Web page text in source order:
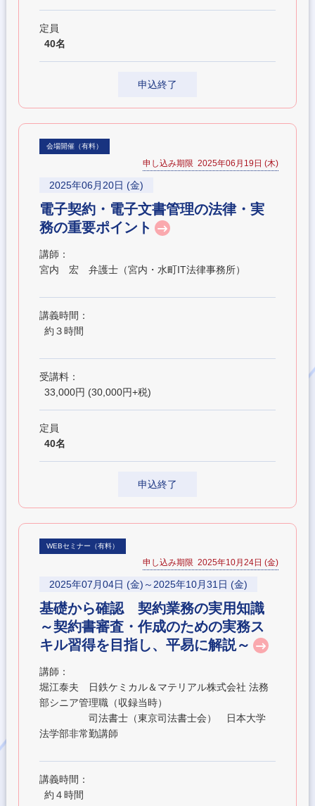
定員
40名
申込終了
会場開催（有料）
申し込み期限 2025年06月19日 (木)
2025年06月20日 (金)
電子契約・電子文書管理の法律・実
務の重要ポイント
講師：
宮内 宏 弁護士（宮内・水町IT法律事務所）
講義時間：
約３時間
受講料：
33,000円 (30,000円+税)
定員
40名
申込終了
WEBセミナー（有料）
申し込み期限 2025年10月24日 (金)
2025年07月04日 (金)～2025年10月31日 (金)
基礎から確認 契約業務の実用知識
～契約書審査・作成のための実務ス
キル習得を目指し、平易に解説～
講師：
堀江泰夫 日鉄ケミカル＆マテリアル株式会社 法務
部シニア管理職（収録当時）
司法書士（東京司法書士会） 日本大学
法学部非常勤講師
講義時間：
約４時間